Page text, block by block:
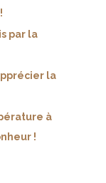
par la
la
à
!